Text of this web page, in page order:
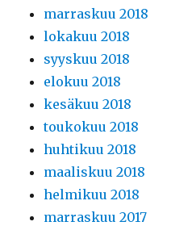
marraskuu 2018
lokakuu 2018
syyskuu 2018
elokuu 2018
kesäkuu 2018
toukokuu 2018
huhtikuu 2018
maaliskuu 2018
helmikuu 2018
marraskuu 2017